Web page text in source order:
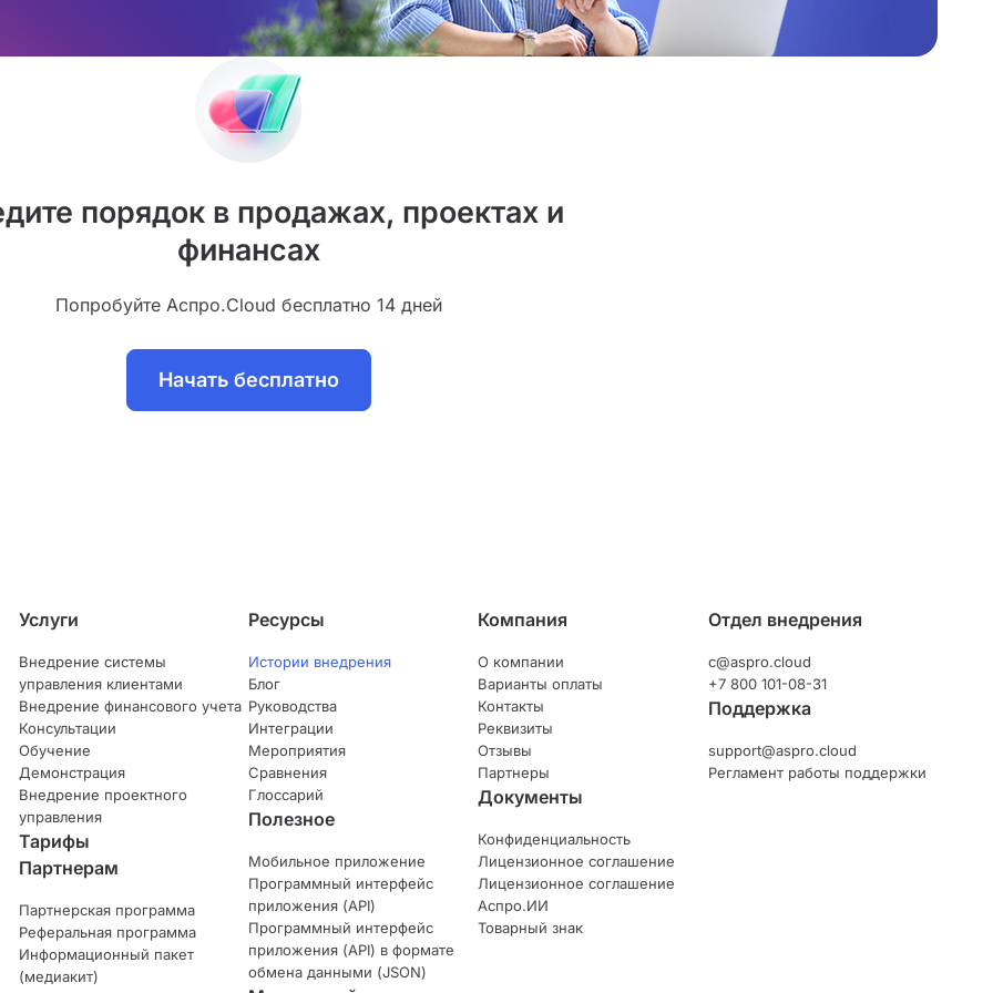
порядок в продажах, проектах и
финансах
Попробуйте Аспро.Cloud бесплатно 14 дней
Начать бесплатно
Услуги
Внедрение системы
управления клиентами
Внедрение финансового учета
Консультации
Обучение
Демонстрация
Внедрение проектного
управления
Тарифы
Партнерам
Партнерская программа
Реферальная программа
Информационный пакет
(медиакит)
Ресурсы
Истории внедрения
Блог
Руководства
Интеграции
Мероприятия
Сравнения
Глоссарий
Полезное
Мобильное приложение
Программный интерфейс
приложения (API)
Программный интерфейс
приложения (API) в формате
обмена данными (JSON)
Компания
О компании
Варианты оплаты
Контакты
Реквизиты
Отзывы
Партнеры
Документы
Конфиденциальность
Лицензионное соглашение
Лицензионное соглашение
Аспро.ИИ
Товарный знак
Отдел внедрения
c@aspro.cloud
+7 800 101-08-31
Поддержка
support@aspro.cloud
Регламент работы поддержки